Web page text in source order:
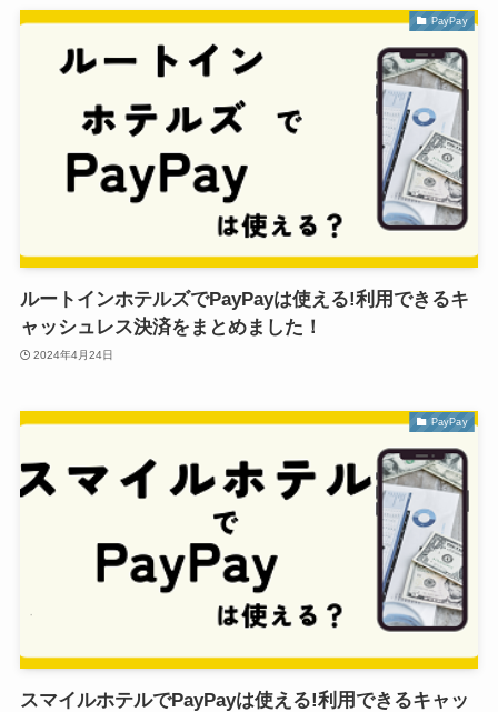
PayPay
ルートインホテルズでPayPayは使える!利用できるキ
ャッシュレス決済をまとめました！
2024年4月24日
PayPay
スマイルホテルでPayPayは使える!利用できるキャッ